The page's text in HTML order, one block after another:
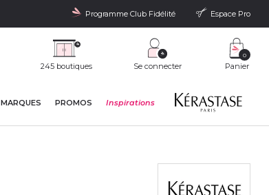
Programme Club Fidélité Espace Pro
245 boutiques Se connecter Panier
0
MARQUES PROMOS Inspirations